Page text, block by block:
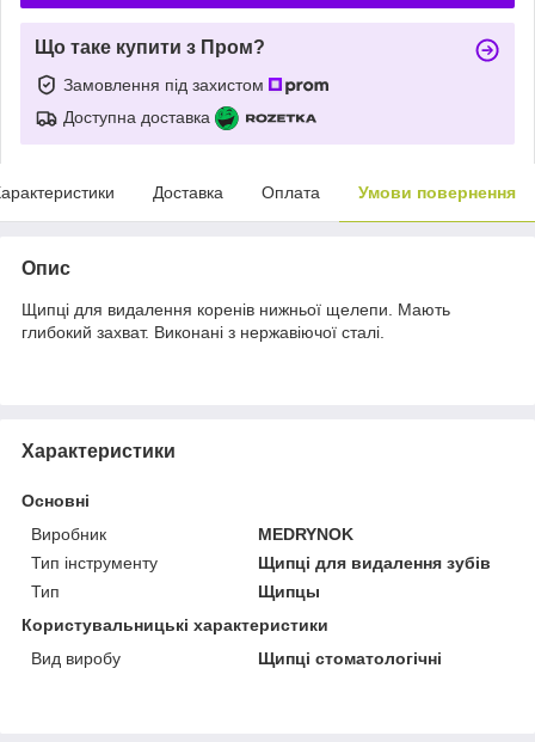
Що таке купити з Пром?
Замовлення під захистом
Доступна доставка
Доставка Оплата Умови повернення
Опис
Щипці для видалення коренів нижньої щелепи. Мають
глибокий захват. Виконані з нержавіючої сталі.
Характеристики
Основні
Виробник
MEDRYNOK
Тип інструменту
Щипці для видалення зубів
Тип
Щипцы
Користувальницькі характеристики
Вид виробу
Щипці стоматологічні